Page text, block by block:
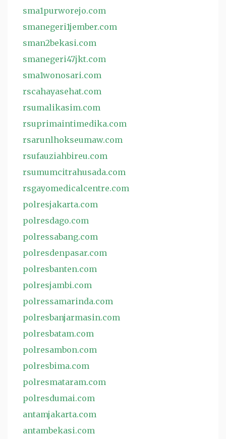
sma1purworejo.com
smanegeri1jember.com
sman2bekasi.com
smanegeri47jkt.com
sma1wonosari.com
rscahayasehat.com
rsumalikasim.com
rsuprimaintimedika.com
rsarunlhokseumaw.com
rsufauziahbireu.com
rsumumcitrahusada.com
rsgayomedicalcentre.com
polresjakarta.com
polresdago.com
polressabang.com
polresdenpasar.com
polresbanten.com
polresjambi.com
polressamarinda.com
polresbanjarmasin.com
polresbatam.com
polresambon.com
polresbima.com
polresmataram.com
polresdumai.com
antamjakarta.com
antambekasi.com